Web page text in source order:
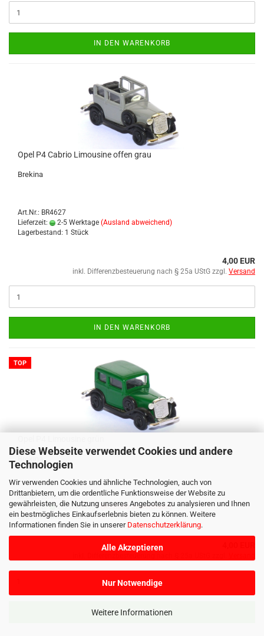
Diese Webseite verwendet Cookies und andere
Technologien
Wir verwenden Cookies und ähnliche Technologien, auch von
Drittanbietern, um die ordentliche Funktionsweise der Website zu
gewährleisten, die Nutzung unseres Angebotes zu analysieren und Ihnen
ein bestmögliches Einkaufserlebnis bieten zu können. Weitere
Informationen finden Sie in unserer Datenschutzerklärung.
Alle Akzeptieren
Nur Notwendige
Weitere Informationen
IN DEN WARENKORB
Opel P4 Ca­brio Li­mou­si­ne offen grau
Bre­ki­na
Art.Nr.: BR4627
Lieferzeit:
2-5 Werktage (Ausland abweichend)
Lagerbestand: 1 Stück
4,00 EUR
inkl. Differenzbesteuerung nach § 25a UStG zzgl. Versand
IN DEN WARENKORB
TOP
Bre­ki­na
Art.Nr.: BR4659
Lieferzeit:
2-5 Werktage (Ausland abweichend)
Lagerbestand: 1 Stück
IN DEN WARENKORB